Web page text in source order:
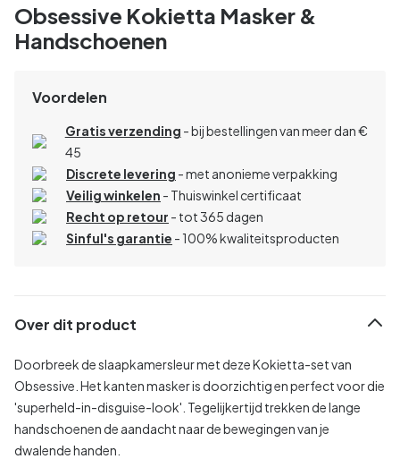
Obsessive Kokietta Masker &
Handschoenen
Voordelen
Gratis verzending - bij bestellingen van meer dan €
45
Discrete levering - met anonieme verpakking
Veilig winkelen - Thuiswinkel certificaat
Recht op retour - tot 365 dagen
Sinful's garantie - 100% kwaliteitsproducten
Over dit product
Doorbreek de slaapkamersleur met deze Kokietta-set van
Obsessive. Het kanten masker is doorzichtig en perfect voor die
'superheld-in-disguise-look'. Tegelijkertijd trekken de lange
handschoenen de aandacht naar de bewegingen van je
dwalende handen.